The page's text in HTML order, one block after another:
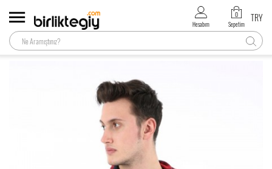
Hesabım
0
Sepetim
TRY